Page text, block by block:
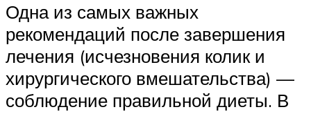
Одна из самых важных
рекомендаций после завершения
лечения (исчезновения колик и
хирургического вмешательства) —
соблюдение правильной диеты. В